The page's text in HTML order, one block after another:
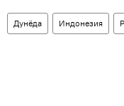
Дунёда Индонезия